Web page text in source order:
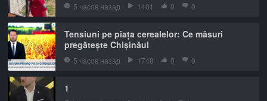
5 часов назад 1401 0 0
Tensiuni pe piața cerealelor: Ce măsuri
pregătește Chișinăul
5 часов назад 1748 0 0
1